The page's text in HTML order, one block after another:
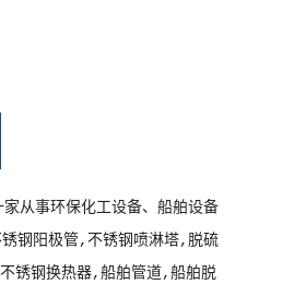
从事环保化工设备、船舶设备
钢阳极管,不锈钢喷淋塔,脱硫
锈钢换热器,船舶管道,船舶脱